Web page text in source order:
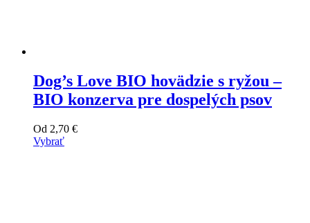
Dog’s Love BIO hovädzie s ryžou –
BIO konzerva pre dospelých psov
Od 2,70 €
Vybrať